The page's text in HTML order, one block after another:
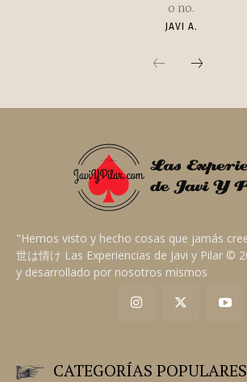
o no.
JAVI A.
"Hemos visto y hecho cosas que jamás
世は情け Las Experiencias de Javi y Pilar ©
y desarrollado por nosotros mismos
CATEGORÍAS POPULARES